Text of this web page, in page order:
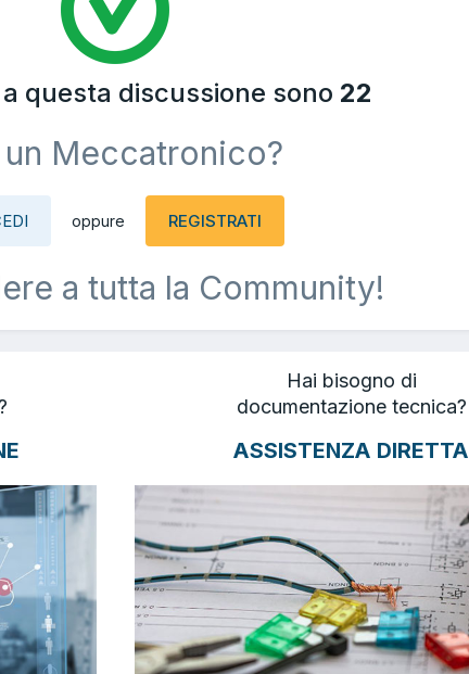
questa discussione sono 22
un Meccatronico?
oppure REGISTRATI
a tutta la Community!
Hai bisogno di
documentazione tecnica?
ASSISTENZA DIRETTA